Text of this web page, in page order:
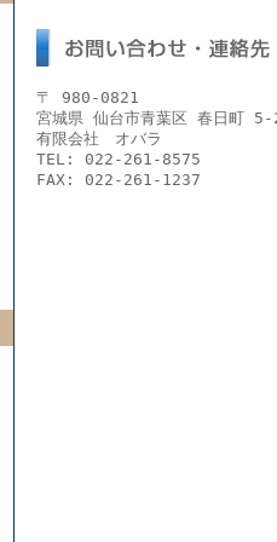
〒 980-0821
宮城県 仙台市青葉区 春日町 5-
有限会社 オバラ
TEL: 022-261-8575
FAX: 022-261-1237